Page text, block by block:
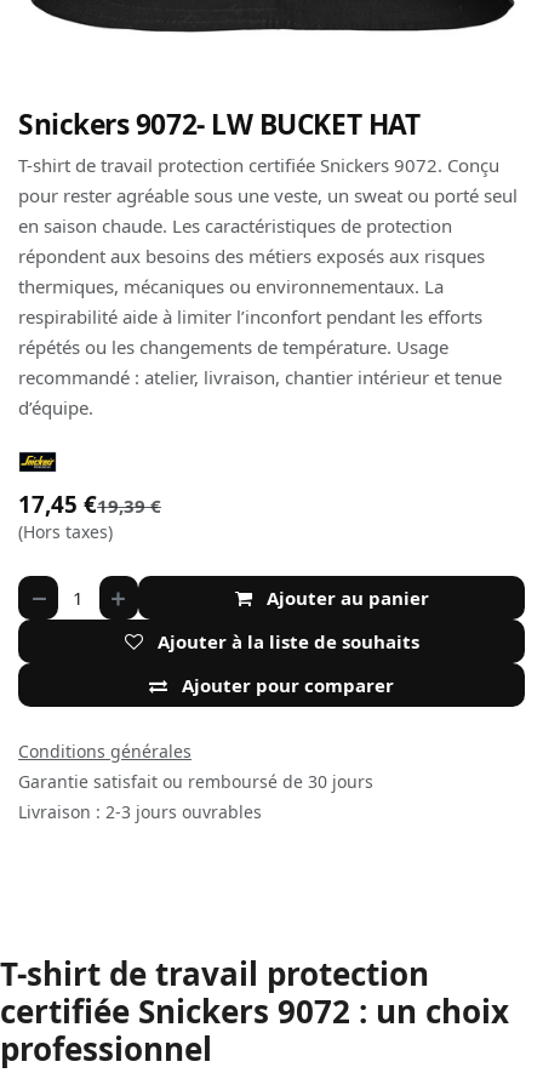
Snickers 9072- LW BUCKET HAT
T-shirt de travail protection certifiée Snickers 9072. Conçu
pour rester agréable sous une veste, un sweat ou porté seul
en saison chaude. Les caractéristiques de protection
répondent aux besoins des métiers exposés aux risques
thermiques, mécaniques ou environnementaux. La
respirabilité aide à limiter l’inconfort pendant les efforts
répétés ou les changements de température. Usage
recommandé : atelier, livraison, chantier intérieur et tenue
d’équipe.
17,45 €19,39€
(Hors taxes)
Ajouter au panier
Ajouter pour comparer
Ajouter à la liste de souhaits
Conditions générales
Garantie satisfait ou remboursé de 30 jours
Livraison : 2-3 jours ouvrables
T-shirt de travail protection
certifiée Snickers 9072 : un choix
professionnel